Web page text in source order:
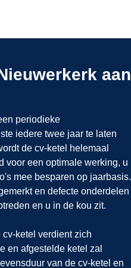
aan
periodieke
iedere twee jaar te laten
de cv-ketel helemaal
voor een optimale werking, u
mee besparen op jaarbasis.
en defecte onderdelen
en u in de kou zit.
ketel verdient zich
en afgestelde ketel zal
van de cv-ketel en